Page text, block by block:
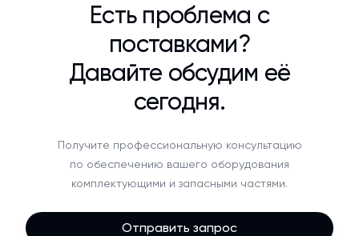
Есть проблема с
поставками?
Давайте обсудим её
сегодня.
Получите профессиональную консультацию
по обеспечению вашего оборудования
комплектующими и запасными частями.
Отправить запрос